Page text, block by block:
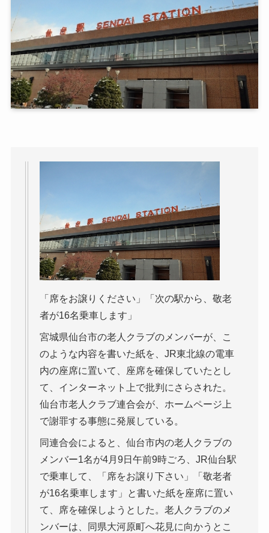
「席をお譲りください」「次の駅から、敬老
者が16名乗車します」
宮城県仙台市の老人クラブのメンバーが、こ
のような内容を書いた紙を、JR東北線の電車
内の座席に置いて、座席を確保していたとし
て、インターネット上で批判にさらされた。
仙台市老人クラブ連合会が、ホームページ上
で謝罪する事態に発展している。
同連合会によると、仙台市内の老人クラブの
メンバー1名が4月9日午前9時ごろ、JR仙台駅
で乗車して、「席をお譲り下さい」「敬老者
が16名乗車します」と書いた紙を座席に置い
て、席を確保しようとした。老人クラブのメ
ンバーは、同県大河原町へ花見に向かうとこ